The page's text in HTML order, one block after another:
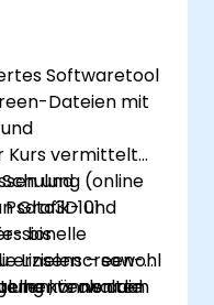
Softwaretool
Dateien mit
Kurs vermittelt
und
erzielen – sowohl
als auch
(online
Grafik- und
bis
Linsenscreen-
verwalten
können die